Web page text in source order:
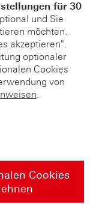
für 30
und Sie
möchten.
akzeptieren".
optionaler
Cookies
von
.
Cookies